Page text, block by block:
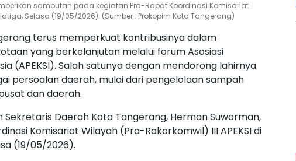
sambutan pada kegiatan Pra-Rapat Koordinasi Komisariat
Selasa (19/05/2026). (Sumber : Prokopim Kota Tangerang)
terus memperkuat kontribusinya dalam
yang berkelanjutan melalui forum Asosiasi
(APEKSI). Salah satunya dengan mendorong lahirnya
persoalan daerah, mulai dari pengelolaan sampah
dan daerah.
Daerah Kota Tangerang, Herman Suwarman,
Komisariat Wilayah (Pra-Rakorkomwil) III APEKSI di
(19/05/2026).